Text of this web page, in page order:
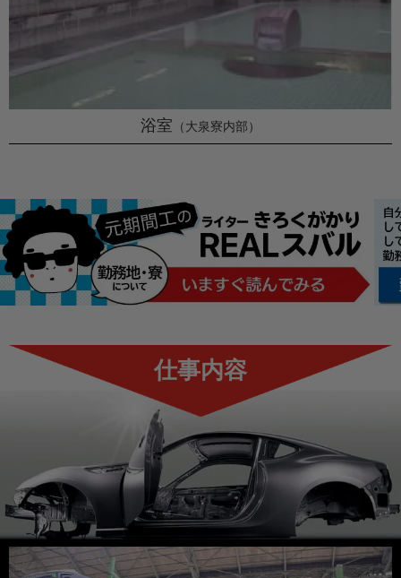
浴室 （大泉寮内部）
仕事内容